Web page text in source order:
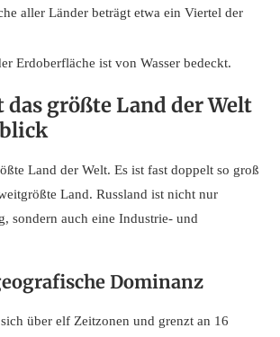
aller Länder beträgt etwa ein Viertel der
Erdoberfläche ist von Wasser bedeckt.
das größte Land der Welt
Land der Welt. Es ist fast doppelt so groß
Land. Russland ist nicht nur
sondern auch eine Industrie- und
Dominanz
über elf Zeitzonen und grenzt an 16